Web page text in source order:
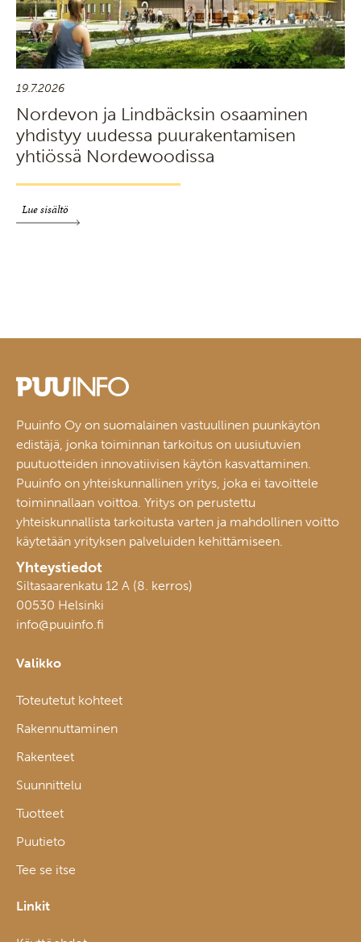
19.7.2026
Nordevon ja Lindbäcksin osaaminen
yhdistyy uudessa puurakentamisen
yhtiössä Nordewoodissa
Lue sisältö
Puuinfo Oy on suomalainen vastuullinen puunkäytön
edistäjä, jonka toiminnan tarkoitus on uusiutuvien
puutuotteiden innovatiivisen käytön kasvattaminen.
Puuinfo on yhteiskunnallinen yritys, joka ei tavoittele
toiminnallaan voittoa. Yritys on perustettu
yhteiskunnallista tarkoitusta varten ja mahdollinen voitto
käytetään yrityksen palveluiden kehittämiseen.
Yhteystiedot
Siltasaarenkatu 12 A (8. kerros)
00530 Helsinki
info@puuinfo.fi
Valikko
Toteutetut kohteet
Rakennuttaminen
Rakenteet
Suunnittelu
Tuotteet
Puutieto
Tee se itse
Linkit